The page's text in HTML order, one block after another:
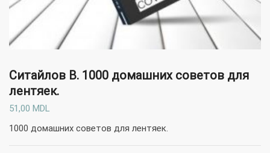
Ситайлов В. 1000 домашних советов для
лентяек.
51,00 MDL
1000 домашних советов для лентяек.